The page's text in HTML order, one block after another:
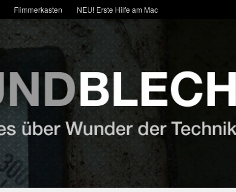
Flimmerkasten NEU! Erste Hilfe am Mac